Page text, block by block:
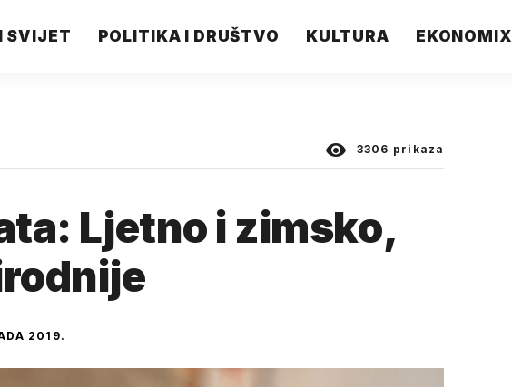
SVIJET POLITIKA I DRUŠTVO KULTURA EKONOMIX
3306 prikaza
Ljetno i zimsko,
2019.